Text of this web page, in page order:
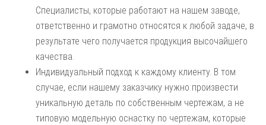
Специалисты, которые работают на нашем заводе,
ответственно и грамотно относятся к любой задаче, в
результате чего получается продукция высочайшего
качества.
Индивидуальный подход к каждому клиенту. В том
случае, если нашему заказчику нужно произвести
уникальную деталь по собственным чертежам, а не
типовую модельную оснастку по чертежам, которые